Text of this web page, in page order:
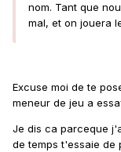
nom. Tant que
mal, et on jouera
Excuse moi de te
meneur de jeu a
Je dis ca parceque
de temps t'essaie de